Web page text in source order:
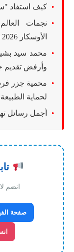
كيف استفاد
نجمات
الأوسكار 2026 (2026)
محمد سيد
وأرفض تقديم
محمية جزر
لحماية الطبيعة
أجمل رسائل تهنئة بعيد
انضم
صفحة